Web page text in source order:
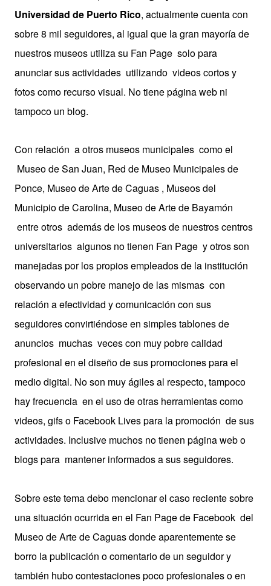
Universidad de Puerto Rico, actualmente cuenta con
sobre 8 mil seguidores, al igual que la gran mayoría de
nuestros museos utiliza su Fan Page solo para
anunciar sus actividades utilizando videos cortos y
fotos como recurso visual. No tiene página web ni
tampoco un blog.
Con relación a otros museos municipales como el
Museo de San Juan, Red de Museo Municipales de
Ponce, Museo de Arte de Caguas , Museos del
Municipio de Carolina, Museo de Arte de Bayamón
entre otros además de los museos de nuestros centros
universitarios algunos no tienen Fan Page y otros son
manejadas por los propios empleados de la institución
observando un pobre manejo de las mismas con
relación a efectividad y comunicación con sus
seguidores convirtiéndose en simples tablones de
anuncios muchas veces con muy pobre calidad
profesional en el diseño de sus promociones para el
medio digital. No son muy ágiles al respecto, tampoco
hay frecuencia en el uso de otras herramientas como
videos, gifs o Facebook Lives para la promoción de sus
actividades. Inclusive muchos no tienen página web o
blogs para mantener informados a sus seguidores.
Sobre este tema debo mencionar el caso reciente sobre
una situación ocurrida en el Fan Page de Facebook del
Museo de Arte de Caguas donde aparentemente se
borro la publicación o comentario de un seguidor y
también hubo contestaciones poco profesionales o en